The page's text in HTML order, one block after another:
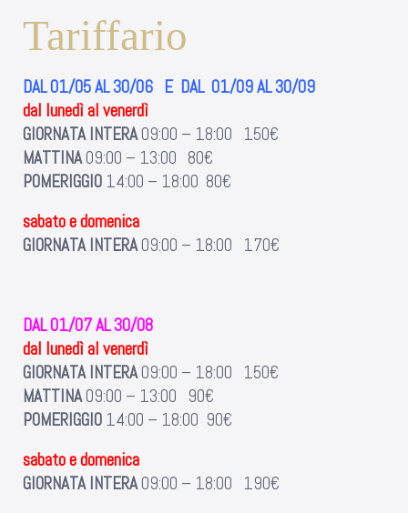
Tariffario
DAL 01/05 AL 30/06 E DAL 01/09 AL 30/09
dal lunedì al venerdì
GIORNATA INTERA09:00 – 18:00 150€
MATTINA09:00 – 13:00 80€
POMERIGGIO 14:00 – 18:00 80€
sabato e domenica
GIORNATA INTERA09:00 – 18:00 170€
DAL 01/07 AL 30/08
dal lunedì al venerdì
GIORNATA INTERA09:00 – 18:00 150€
MATTINA09:00 – 13:00 90€
POMERIGGIO 14:00 – 18:00 90€
sabato e domenica
GIORNATA INTERA09:00 – 18:00 190€